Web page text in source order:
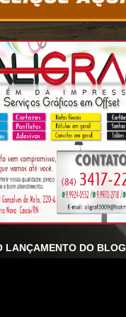
LANÇAMENTO DO BLOG